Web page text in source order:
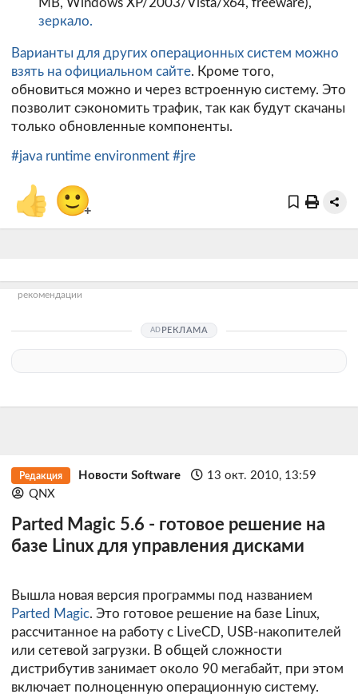
зеркало.
Варианты для других операционных систем можно
взять на официальном сайте. Кроме того,
обновиться можно и через встроенную систему. Это
позволит сэкономить трафик, так как будут скачаны
только обновленные компоненты.
#java runtime environment #jre
👍 🙂
+
рекомендации
РЕКЛАМА
Редакция Новости Software
13 окт. 2010, 13:59
QNX
Parted Magic 5.6 - готовое решение на
базе Linux для управления дисками
Вышла новая версия программы под названием
Parted Magic. Это готовое решение на базе Linux,
рассчитанное на работу с LiveCD, USB-накопителей
или сетевой загрузки. В общей сложности
дистрибутив занимает около 90 мегабайт, при этом
включает полноценную операционную систему.